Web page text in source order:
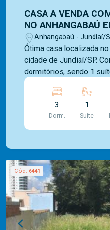
CASA A VENDA
NO ANHANGABAÚ
Anhangabaú - Jundiaí/
Ótima casa localizada no
cidade de Jundiaí/SP. Composta por 3
dormitórios, sendo 1
ampla sala para 2
recém reformada com
com box de vidro, área
para despejo, quintal
encantadora e 3 vagas
Somos uma imobiliária
mercado. Com uma
administração de
E contamos com uma
residenciais, comerciais
Mediterrâneo Imóveis é
3
Dorm.
1
Suite
Cód. 6441